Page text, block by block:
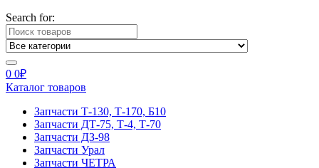
Search for:
0 0₽
Каталог товаров
Запчасти Т-130, Т-170, Б10
Запчасти ДТ-75, Т-4, Т-70
Запчасти ДЗ-98
Запчасти Урал
Запчасти ЧЕТРА